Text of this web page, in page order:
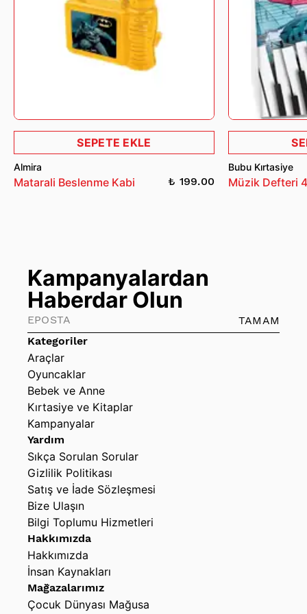
SEPETE EKLE
Almira
Matarali Beslenme Kabi ₺ 199.00
Bubu Kırtasiye
Müzik Defteri
Kategoriler
Araçlar
Oyuncaklar
Bebek ve Anne
Kırtasiye ve Kitaplar
Kampanyalar
Yardım
Sıkça Sorulan Sorular
Gizlilik Politikası
Satış ve İade Sözleşmesi
Bize Ulaşın
Bilgi Toplumu Hizmetleri
Hakkımızda
Hakkımızda
İnsan Kaynakları
Mağazalarımız
Çocuk Dünyası Mağusa
Kampanyalardan
Haberdar Olun
TAMAM